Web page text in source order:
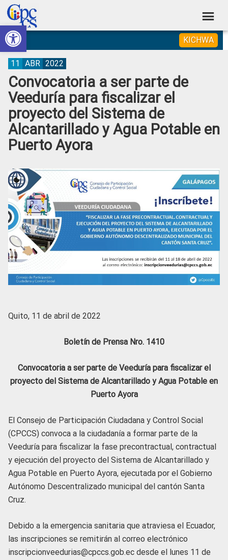
Abrir barra de herramientas
Skip
to
primary
navigation
Skip
to
main
content
Skip
to
primary
sidebar
Skip
to
footer
Consejo
de
Participación
Ciudadana
Control
Social
Construyendo
Poder
Ciudadano
KICHWA
Convocatoria a ser parte de
Veeduría para fiscalizar el
proyecto del Sistema de
Alcantarillado y Agua Potable en
Puerto Ayora
11 ABR 2022
Quito, 11 de abril de 2022
Boletín de Prensa Nro. 1410
Convocatoria a ser parte de Veeduría para fiscalizar el
proyecto del Sistema de Alcantarillado y Agua Potable en
Puerto Ayora
El Consejo de Participación Ciudadana y Control Social
(CPCCS) convoca a la ciudadanía a formar parte de la
Veeduría para fiscalizar la fase precontractual, contractual
y ejecución del proyecto del Sistema de Alcantarillado y
Agua Potable en Puerto Ayora, ejecutada por el Gobierno
Autónomo Descentralizado municipal del cantón Santa
Cruz.
Debido a la emergencia sanitaria que atraviesa el Ecuador,
las inscripciones se remitirán al correo electrónico
inscripcionveedurias@cpccs.gob.ec desde el lunes 11 de